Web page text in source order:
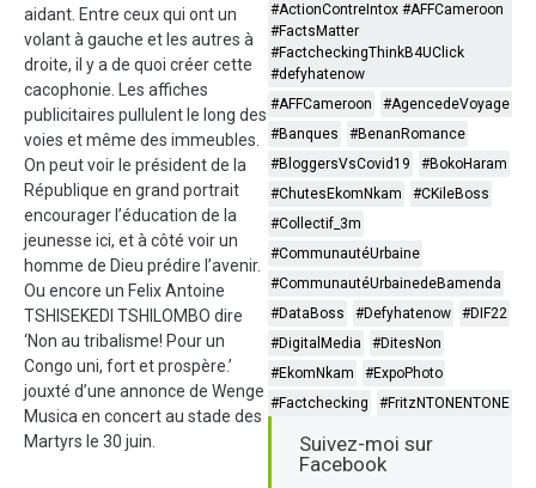
aidant. Entre ceux qui ont un
volant à gauche et les autres à
droite, il y a de quoi créer cette
cacophonie. Les affiches
publicitaires pullulent le long des
voies et même des immeubles.
On peut voir le président de la
République en grand portrait
encourager l’éducation de la
jeunesse ici, et à côté voir un
homme de Dieu prédire l’avenir.
Ou encore un Felix Antoine
TSHISEKEDI TSHILOMBO dire
‘Non au tribalisme! Pour un
Congo uni, fort et prospère.’
jouxté d’une annonce de Wenge
Musica en concert au stade des
Martyrs le 30 juin.
#ActionContreIntox #AFFCameroon
#FactsMatter
#FactcheckingThinkB4UClick
#defyhatenow
#AFFCameroon
#AgencedeVoyage
#Banques
#BenanRomance
#BloggersVsCovid19
#BokoHaram
#ChutesEkomNkam
#CKileBoss
#Collectif_3m
#CommunautéUrbaine
#CommunautéUrbainedeBamenda
#DataBoss
#Defyhatenow
#DIF22
#DigitalMedia
#DitesNon
#EkomNkam
#ExpoPhoto
#Factchecking
#FritzNTONENTONE
Suivez-moi sur
Facebook